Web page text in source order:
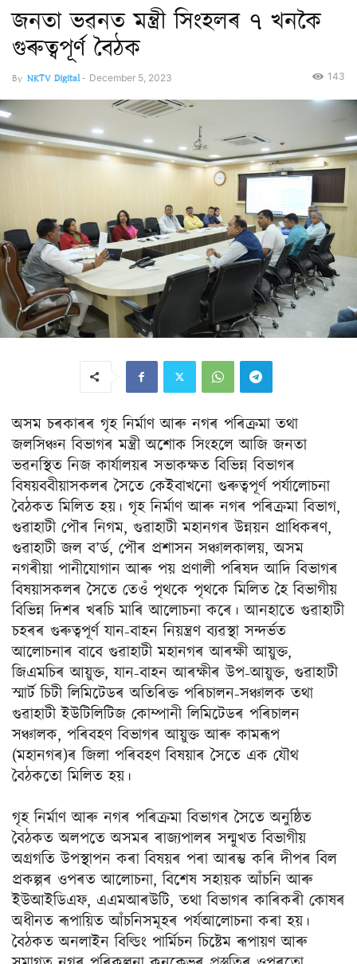
জনতা ভৱনত মন্ত্ৰী সিংহলৰ ৭ খনকৈ
গুৰুত্বপূৰ্ণ বৈঠক
By NKTV Digital- December 5, 2023 143
অসম চৰকাৰৰ গৃহ নিৰ্মাণ আৰু নগৰ পৰিক্ৰমা তথা
জলসিঞ্চন বিভাগৰ মন্ত্ৰী অশোক সিংহলে আজি জনতা
ভৱনস্থিত নিজ কাৰ্যালয়ৰ সভাকক্ষত বিভিন্ন বিভাগৰ
বিষয়ববীয়াসকলৰ সৈতে কেইবাখনো গুৰুত্বপূৰ্ণ পৰ্যালোচনা
বৈঠকত মিলিত হয়। গৃহ নিৰ্মাণ আৰু নগৰ পৰিক্ৰমা বিভাগ,
গুৱাহাটী পৌৰ নিগম, গুৱাহাটী মহানগৰ উন্নয়ন প্ৰাধিকৰণ,
গুৱাহাটী জল ব’ৰ্ড, পৌৰ প্ৰশাসন সঞ্চালকালয়, অসম
নগৰীয়া পানীযোগান আৰু পয় প্ৰণালী পৰিষদ আদি বিভাগৰ
বিষয়াসকলৰ সৈতে তেওঁ পৃথকে পৃথকে মিলিত হৈ বিভাগীয়
বিভিন্ন দিশৰ খৰচি মাৰি আলোচনা কৰে। আনহাতে গুৱাহাটী
চহৰৰ গুৰুত্বপূৰ্ণ যান-বাহন নিয়ন্ত্ৰণ ব্যৱস্থা সন্দৰ্ভত
আলোচনাৰ বাবে গুৱাহাটী মহানগৰ আৰক্ষী আয়ুক্ত,
জিএমচিৰ আয়ুক্ত, যান-বাহন আৰক্ষীৰ উপ-আয়ুক্ত, গুৱাহাটী
স্মাৰ্ট চিটী লিমিটেডৰ অতিৰিক্ত পৰিচালন-সঞ্চালক তথা
গুৱাহাটী ইউটিলিটিজ কোম্পানী লিমিটেডৰ পৰিচালন
সঞ্চালক, পৰিবহণ বিভাগৰ আয়ুক্ত আৰু কামৰূপ
(মহানগৰ)ৰ জিলা পৰিবহণ বিষয়াৰ সৈতে এক যৌথ
বৈঠকতো মিলিত হয়।
গৃহ নিৰ্মাণ আৰু নগৰ পৰিক্ৰমা বিভাগৰ সৈতে অনুষ্ঠিত
বৈঠকত অলপতে অসমৰ ৰাজ্যপালৰ সন্মুখত বিভাগীয়
অগ্ৰগতি উপস্থাপন কৰা বিষয়ৰ পৰা আৰম্ভ কৰি দীপৰ বিল
প্ৰকল্পৰ ওপৰত আলোচনা, বিশেষ সহায়ক আঁচনি আৰু
ইউআইডিএফ, এএমআৰউটি, তথা বিভাগৰ কাৰিকৰী কোষৰ
অধীনত ৰূপায়িত আঁচনিসমূহৰ পৰ্যআলোচনা কৰা হয়।
বৈঠকত অনলাইন বিল্ডিং পাৰ্মিচন চিষ্টেম ৰূপায়ণ আৰু